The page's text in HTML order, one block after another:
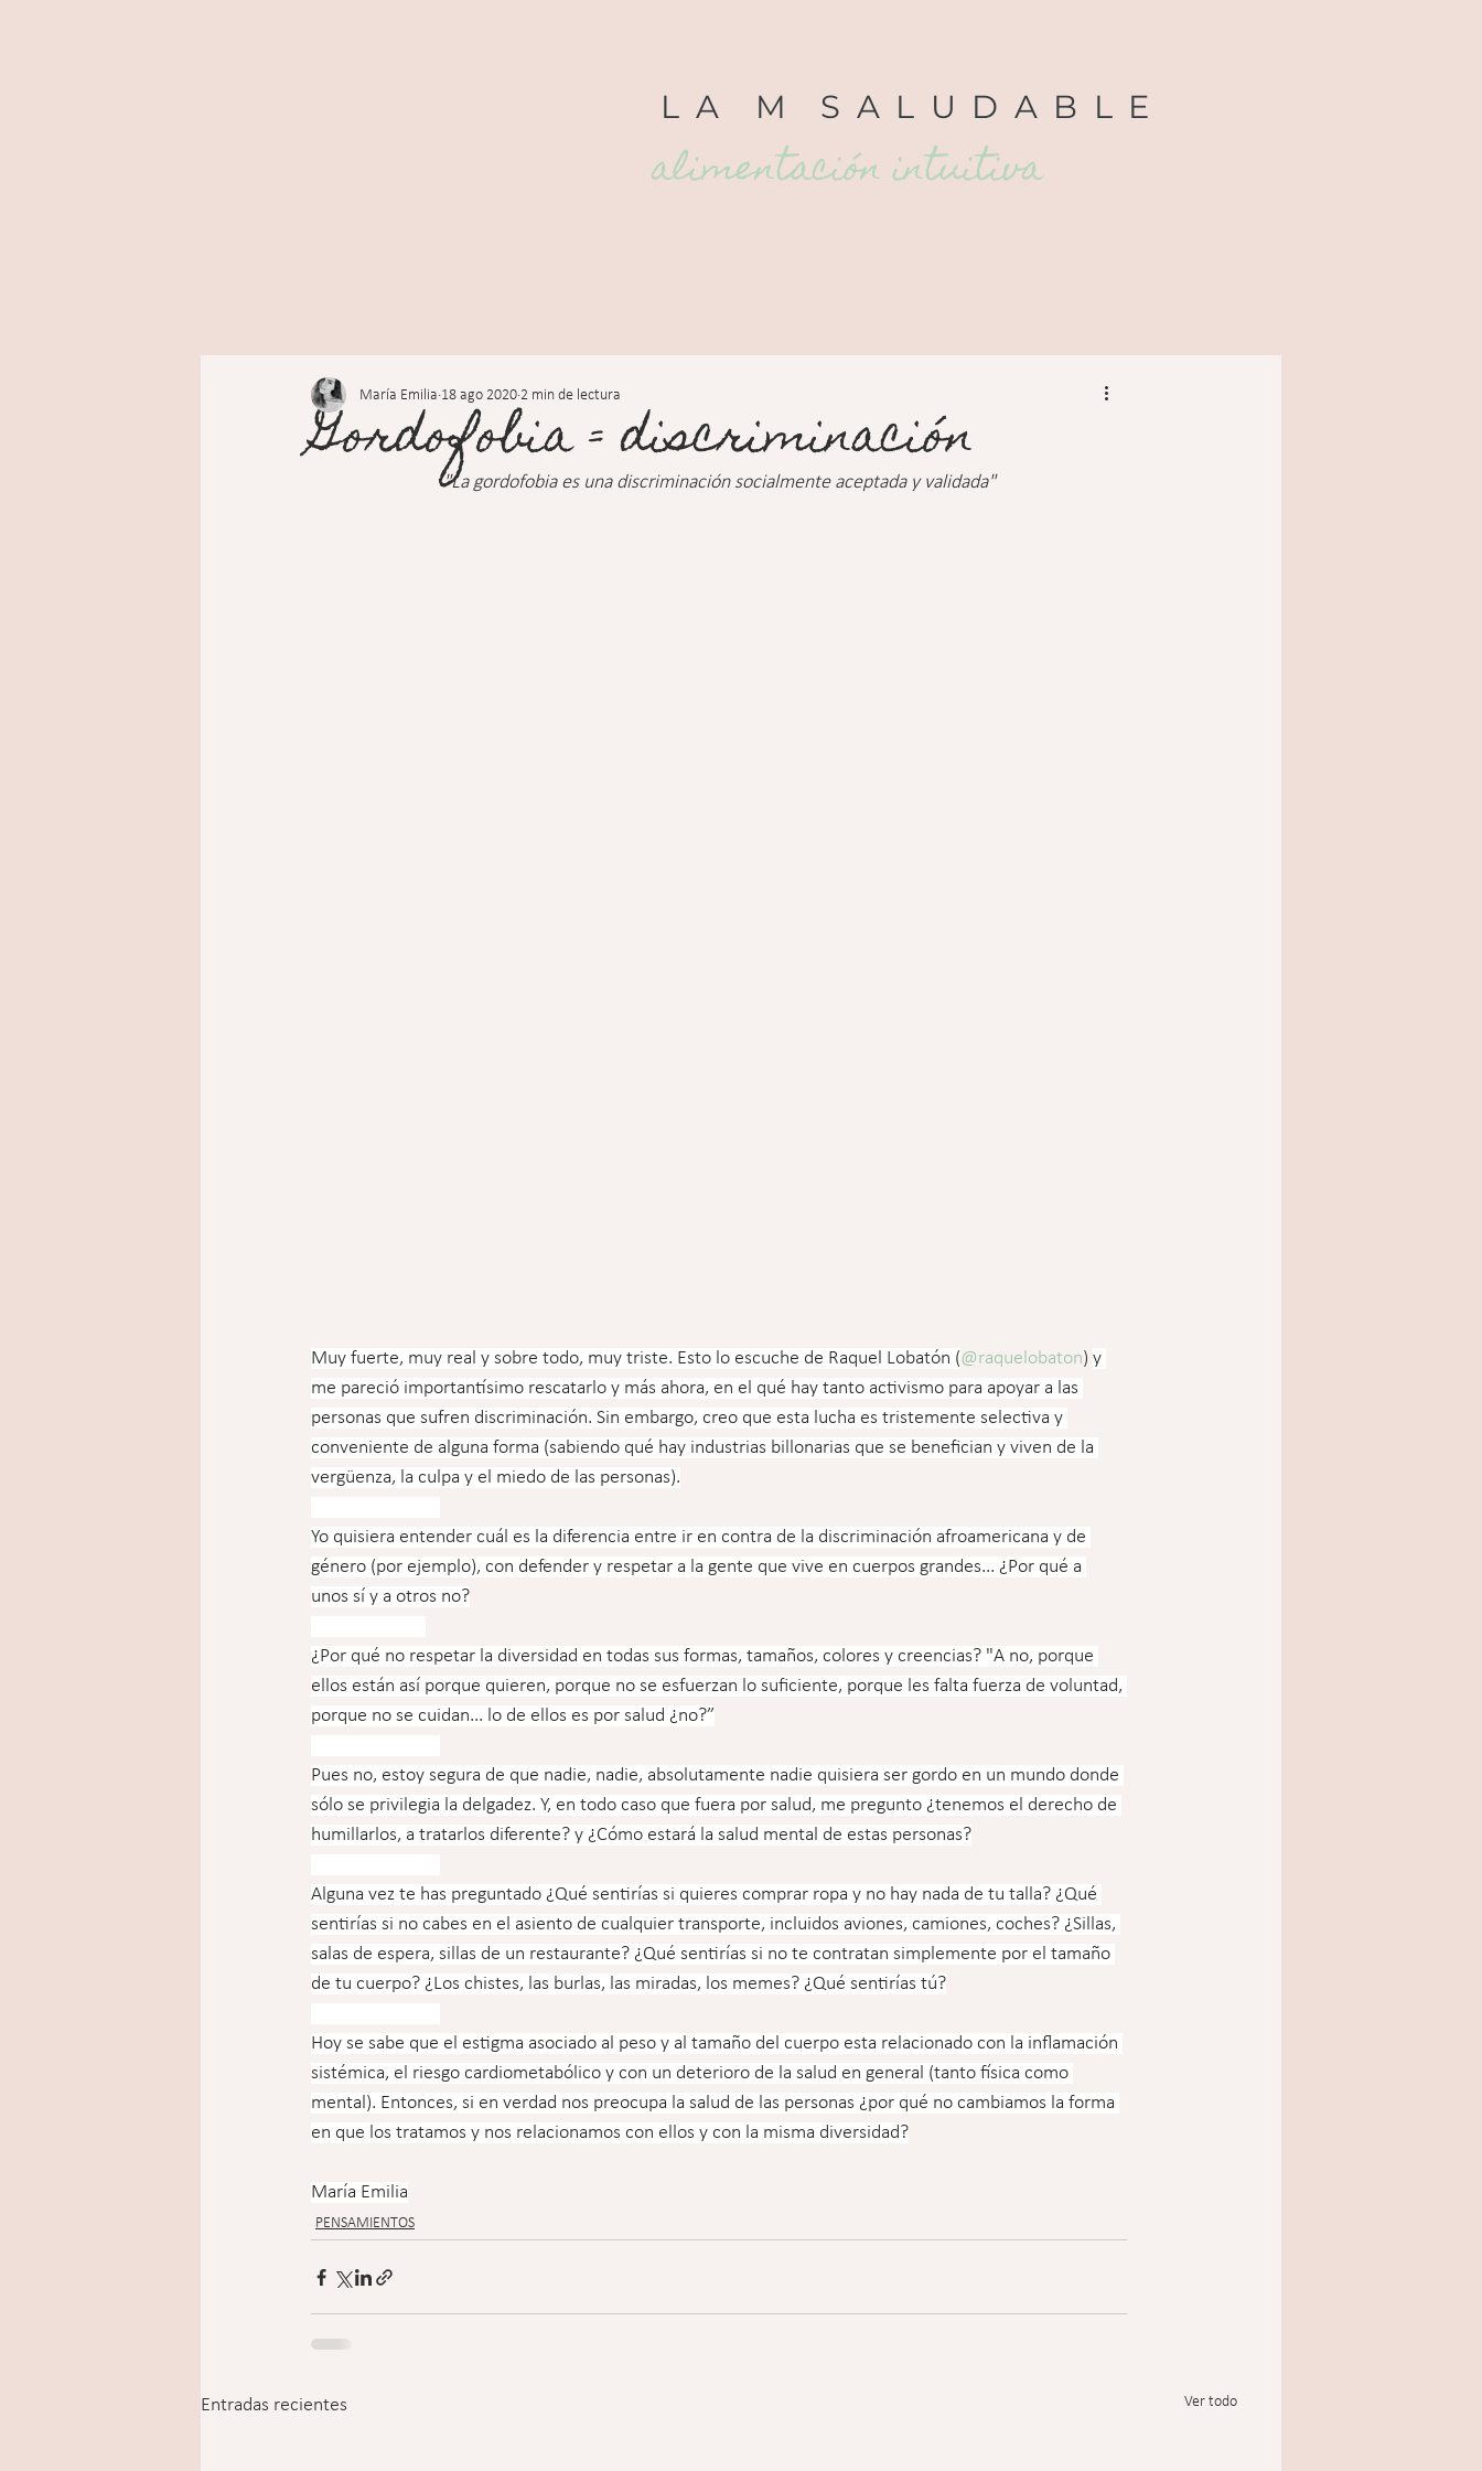
LA M SALUDABLE
alimentación intuitiva
Gordofobia = discriminación
María Emilia 18 ago 2020 2 min de lectura
"La gordofobia es una discriminación socialmente aceptada y validada"
Muy fuerte, muy real y sobre todo, muy triste. Esto lo escuche de Raquel Lobatón (@raquelobaton) y
me pareció importantísimo rescatarlo y más ahora, en el qué hay tanto activismo para apoyar a las
personas que sufren discriminación. Sin embargo, creo que esta lucha es tristemente selectiva y
conveniente de alguna forma (sabiendo qué hay industrias billonarias que se benefician y viven de la
vergüenza, la culpa y el miedo de las personas).
Yo quisiera entender cuál es la diferencia entre ir en contra de la discriminación afroamericana y de
género (por ejemplo), con defender y respetar a la gente que vive en cuerpos grandes... ¿Por qué a
unos sí y a otros no?
¿Por qué no respetar la diversidad en todas sus formas, tamaños, colores y creencias? "A no, porque
ellos están así porque quieren, porque no se esfuerzan lo suficiente, porque les falta fuerza de voluntad,
porque no se cuidan... lo de ellos es por salud ¿no?”
Pues no, estoy segura de que nadie, nadie, absolutamente nadie quisiera ser gordo en un mundo donde
sólo se privilegia la delgadez. Y, en todo caso que fuera por salud, me pregunto ¿tenemos el derecho de
humillarlos, a tratarlos diferente? y ¿Cómo estará la salud mental de estas personas?
Alguna vez te has preguntado ¿Qué sentirías si quieres comprar ropa y no hay nada de tu talla? ¿Qué
sentirías si no cabes en el asiento de cualquier transporte, incluidos aviones, camiones, coches? ¿Sillas,
salas de espera, sillas de un restaurante? ¿Qué sentirías si no te contratan simplemente por el tamaño
de tu cuerpo? ¿Los chistes, las burlas, las miradas, los memes? ¿Qué sentirías tú?
Hoy se sabe que el estigma asociado al peso y al tamaño del cuerpo esta relacionado con la inflamación
sistémica, el riesgo cardiometabólico y con un deterioro de la salud en general (tanto física como
mental). Entonces, si en verdad nos preocupa la salud de las personas ¿por qué no cambiamos la forma
en que los tratamos y nos relacionamos con ellos y con la misma diversidad?
María Emilia
PENSAMIENTOS
Entradas recientes Ver todo